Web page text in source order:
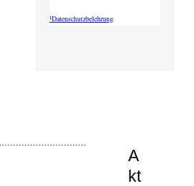
¹Datenschutzbelehrung
A
kt